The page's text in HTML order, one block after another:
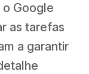
Google
as tarefas
a garantir